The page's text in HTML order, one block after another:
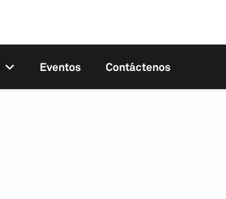
Eventos Contáctenos